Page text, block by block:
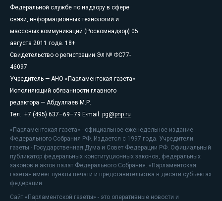
Федеральной службе по надзору в сфере
связи, информационных технологий и
массовых коммуникаций (Роскомнадзор) 05
августа 2011 года. 18+
Свидетельство о регистрации Эл № ФС77-
46097
Учредитель — АНО «Парламентская газета»
Исполняющий обязанности главного
редактора — Абдуллаев М.Р.
Тел.: +7 (495) 637–69–79 E-mail: pg@pnp.ru
«Парламентская газета» - официальное еженедельное издание
Федерального Собрания РФ. Издается с 1997 года. Учредители
газеты - Государственная Дума и Совет Федерации РФ. Официальный
публикатор федеральных конституционных законов, федеральных
законов и актов палат Федерального Собрания. «Парламентская
газета» имеет пункты печати и представительства в десяти субъектах
федерации.
Сайт «Парламентской газеты» - это оперативные новости и